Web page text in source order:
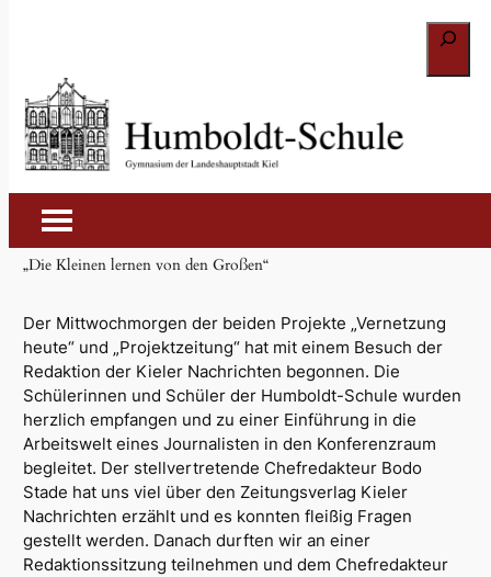
Suchen
Besuch bei den Kieler
Nachrichten
„Die Kleinen lernen von den Großen“
Der Mittwochmorgen der beiden Projekte „Vernetzung
heute“ und „Projektzeitung“ hat mit einem Besuch der
Redaktion der Kieler Nachrichten begonnen. Die
Schülerinnen und Schüler der Humboldt-Schule wurden
herzlich empfangen und zu einer Einführung in die
Arbeitswelt eines Journalisten in den Konferenzraum
begleitet. Der stellvertretende Chefredakteur Bodo
Stade hat uns viel über den Zeitungsverlag Kieler
Nachrichten erzählt und es konnten fleißig Fragen
gestellt werden. Danach durften wir an einer
Redaktionssitzung teilnehmen und dem Chefredakteur